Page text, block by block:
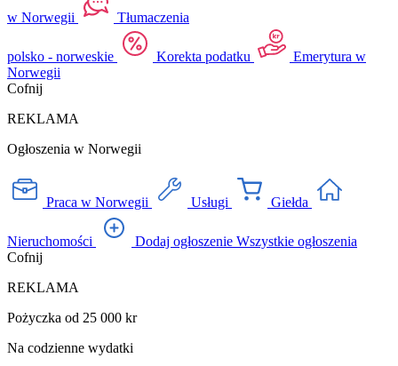
w Norwegii Tłumaczenia
polsko - norweskie Korekta podatku
Emerytura w
Norwegii
Cofnij
REKLAMA
Ogłoszenia w Norwegii
Praca w Norwegii Usługi Giełda
Nieruchomości Dodaj ogłoszenie Wszystkie ogłoszenia
Cofnij
REKLAMA
Pożyczka od 25 000 kr
Na codzienne wydatki